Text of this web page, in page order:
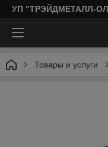
УП "ТРЭЙДМЕТАЛЛ-
Товары и услуги